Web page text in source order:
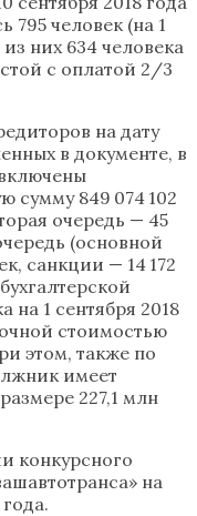
795 человек (на 1
них 634 человека
с оплатой 2/3
на дату
в документе, в
сумму 849 074 102
очередь — 45
(основной
санкции — 14 172
на 1 сентября 2018
стоимостью
этом, также по
имеет
227,1 млн
конкурсного
на